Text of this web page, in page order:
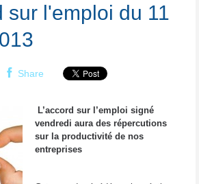
sur l'emploi du 11
Share
L’accord sur l’emploi signé
vendredi aura des répercutions
sur la productivité de nos
entreprises